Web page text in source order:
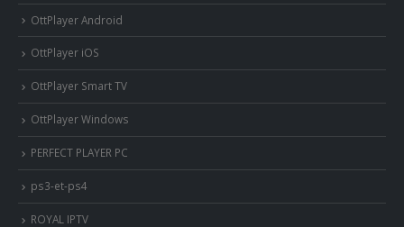
OttPlayer Android
OttPlayer iOS
OttPlayer Smart TV
OttPlayer Windows
PERFECT PLAYER PC
ps3-et-ps4
ROYAL IPTV